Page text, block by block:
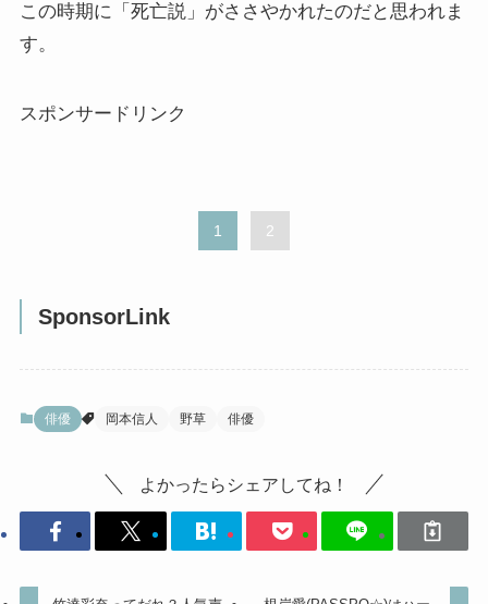
この時期に「死亡説」がささやかれたのだと思われま
す。
スポンサードリンク
1 2
SponsorLink
俳優 岡本信人 野草 俳優
よかったらシェアしてね！